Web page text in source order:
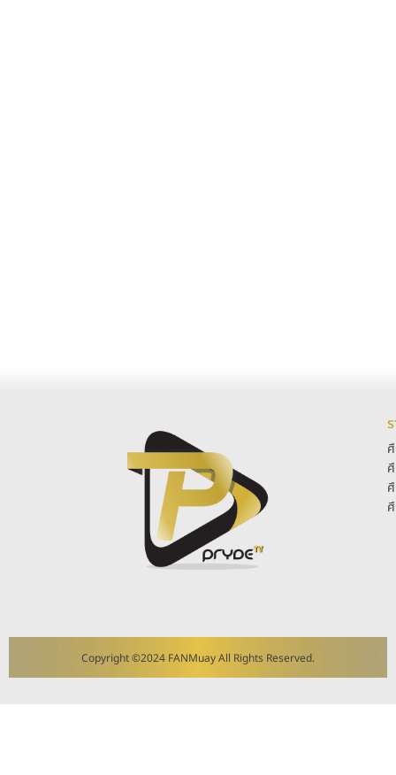
Copyright ©2024 FANMuay All Rights Reserved.